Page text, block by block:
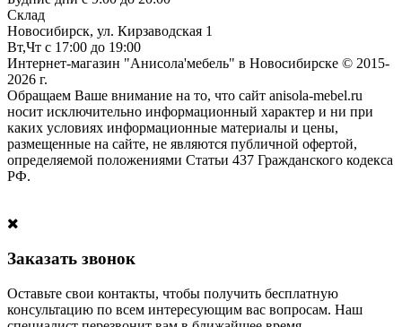
Склад
Новосибирск, ул. Кирзаводская 1
Вт,Чт с 17:00 до 19:00
Интернет-магазин "Анисола'мебель" в Новосибирске © 2015-
2026 г.
Обращаем Ваше внимание на то, что сайт anisola-mebel.ru
носит исключительно информационный характер и ни при
каких условиях информационные материалы и цены,
размещенные на сайте, не являются публичной офертой,
определяемой положениями Статьи 437 Гражданского кодекса
РФ.
Заказать звонок
Оставьте свои контакты, чтобы получить бесплатную
консультацию по всем интересующим вас вопросам. Наш